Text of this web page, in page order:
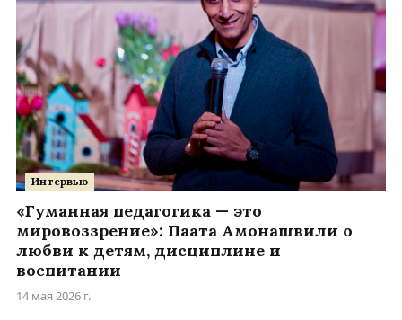
Интервью
«Гуманная педагогика — это
мировоззрение»: Паата Амонашвили о
любви к детям, дисциплине и
воспитании
14 мая 2026 г.